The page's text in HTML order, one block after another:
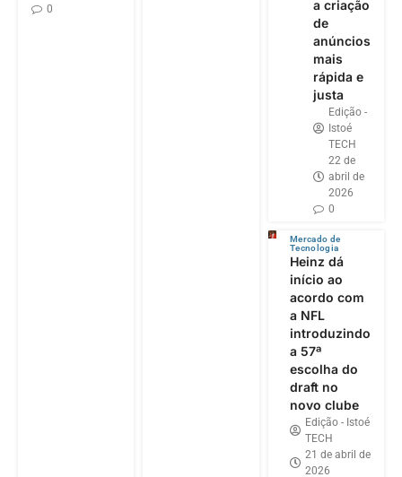
0
a criação
de
anúncios
mais
rápida e
justa
Edição -
Istoé
TECH
22 de
abril de
2026
0
Mercado de
Tecnologia
Heinz dá
início ao
acordo com
a NFL
introduzindo
a 57ª
escolha do
draft no
novo clube
Edição - Istoé
TECH
21 de abril de
2026